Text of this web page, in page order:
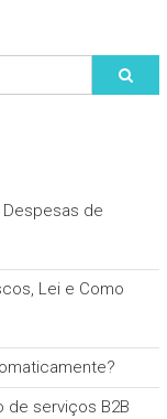
Despesas de
Lei e Como
serviços B2B